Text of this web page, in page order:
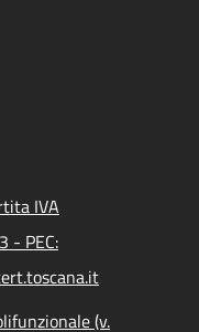
IVA
- PEC:
(v.